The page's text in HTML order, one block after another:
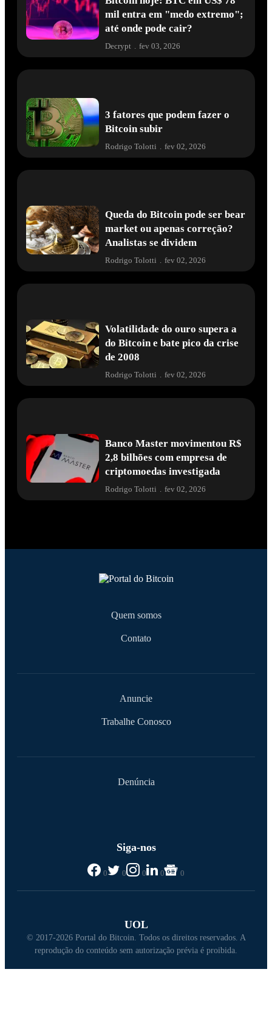
mil entra em "medo extremo";
até onde pode cair?
Decrypt . fev 03, 2026
3 fatores que podem fazer o
Bitcoin subir
Rodrigo Tolotti fev 02, 2026
Queda do Bitcoin pode ser bear
market ou apenas correção?
Analistas se dividem
Rodrigo Tolotti . fev 02, 2026
Volatilidade do ouro supera a
do Bitcoin e bate pico da crise
de 2008
Rodrigo Tolotti . fev 02, 2026
Banco Master movimentou R$
2,8 bilhões com empresa de
criptomoedas investigada
Rodrigo Tolotti fev 02, 2026
Quem somos
Contato
Anuncie
Trabalhe Conosco
Denúncia
Siga-nos
0 0 0 0 0
UOL
© 2017-2026 Portal do Bitcoin. Todos os direitos reservados. A
reprodução do conteúdo sem autorização prévia é proibida.